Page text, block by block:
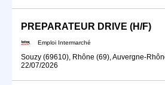
PREPARATEUR DRIVE (H/F)
Emploi Intermarché
Souzy (69610), Rhône (69), Auvergne-
22/07/2026